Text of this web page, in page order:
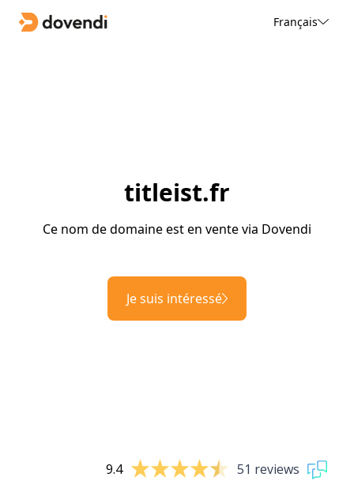
Français
titleist.fr
Ce nom de domaine est en vente via Dovendi
Je suis intéressé
9.4 51 reviews